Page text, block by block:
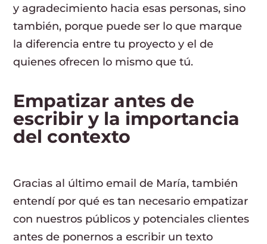
y agradecimiento hacia esas personas, sino
también, porque puede ser lo que marque
la diferencia entre tu proyecto y el de
quienes ofrecen lo mismo que tú.
Empatizar antes de
escribir y la importancia
del contexto
Gracias al último email de María, también
entendí por qué es tan necesario empatizar
con nuestros públicos y potenciales clientes
antes de ponernos a escribir un texto